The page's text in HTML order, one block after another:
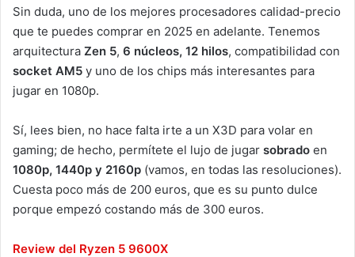
Sin duda, uno de los mejores procesadores calidad-precio
que te puedes comprar en 2025 en adelante. Tenemos
arquitectura Zen 5, 6 núcleos, 12 hilos, compatibilidad con
socket AM5 y uno de los chips más interesantes para
jugar en 1080p.
Sí, lees bien, no hace falta irte a un X3D para volar en
gaming; de hecho, permítete el lujo de jugar sobrado en
1080p, 1440p y 2160p (vamos, en todas las resoluciones).
Cuesta poco más de 200 euros, que es su punto dulce
porque empezó costando más de 300 euros.
Review del Ryzen 5 9600X